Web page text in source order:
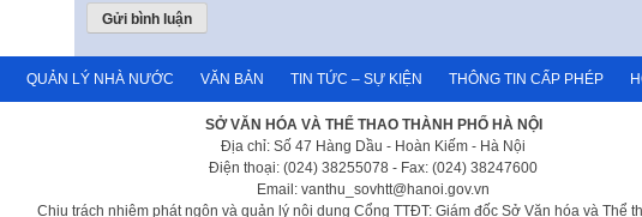
QUẢN LÝ NHÀ NƯỚC VĂN BẢN TIN TỨC – SỰ KIỆN THÔNG TIN CẤP PHÉP
SỞ VĂN HÓA VÀ THỂ THAO THÀNH PHỐ HÀ NỘI
Địa chỉ: Số 47 Hàng Dầu - Hoàn Kiếm - Hà Nội
Điện thoại: (024) 38255078 - Fax: (024) 38247600
Email: vanthu_sovhtt@hanoi.gov.vn
Chịu trách nhiệm phát ngôn và quản lý nội dung Cổng TTĐT: Giám đốc Sở Văn hóa và Thể